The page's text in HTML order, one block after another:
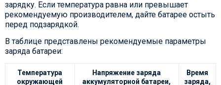
зарядку. Если температура равна или превышает
рекомендуемую производителем, дайте батарее остыть
перед подзарядкой.
В таблице представлены рекомендуемые параметры
заряда батареи:
Температура
окружающей
Напряжение заряда
аккумуляторной батареи,
Время
заряда,